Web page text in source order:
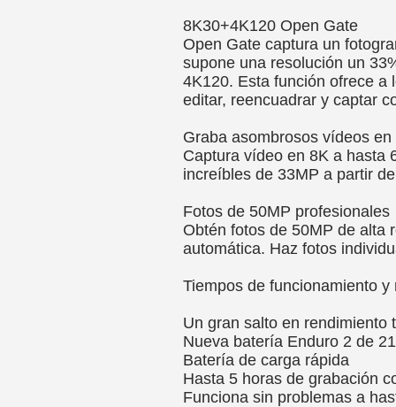
8K30+4K120 Open Gate
Open Gate captura un
supone una resolución un
4K120. Esta función ofrece a
editar, reencuadrar y captar
Graba asombrosos vídeos en
Captura vídeo en 8K a hasta
increíbles de 33MP a partir
Fotos de 50MP profesionales
Obtén fotos de 50MP de alta
automática. Haz fotos
Tiempos de funcionamiento
Un gran salto en rendimiento
Nueva batería Enduro 2 de
Batería de carga rápida
Hasta 5 horas de grabación
Funciona sin problemas a